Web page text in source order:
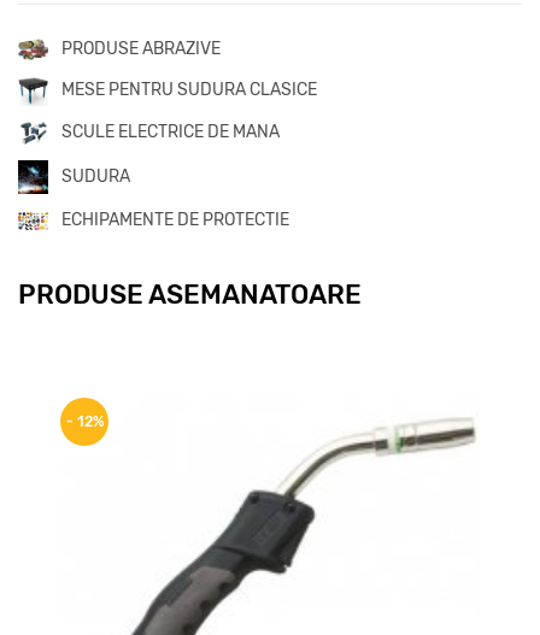
PRODUSE ABRAZIVE
MESE PENTRU SUDURA CLASICE
SCULE ELECTRICE DE MANA
SUDURA
ECHIPAMENTE DE PROTECTIE
PRODUSE ASEMANATOARE
- 12%